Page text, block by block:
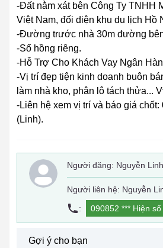
-Đất nằm xát bên Công Ty TNHH
Việt Nam, đối diện khu du lịch Hồ
-Đường trước nhà 30m đường
-Sổ hồng riêng.
-Hỗ Trợ Cho Khách Vay Ngân
-Vị trí đẹp tiện kinh doanh buôn
làm nhà kho, phân lô tách thửa...
-Liên hệ xem vị trí và báo giá chốt:
(Linh).
Người đăng: Nguyễn
Người liên hệ: Nguyễn
:
090852 *** Hiện số
Gợi ý cho bạn